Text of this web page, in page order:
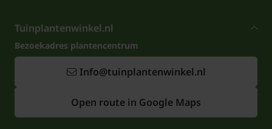
Tuinplantenwinkel.nl
Bezoekadres plantencentrum
Info@tuinplantenwinkel.nl
Open route in Google Maps